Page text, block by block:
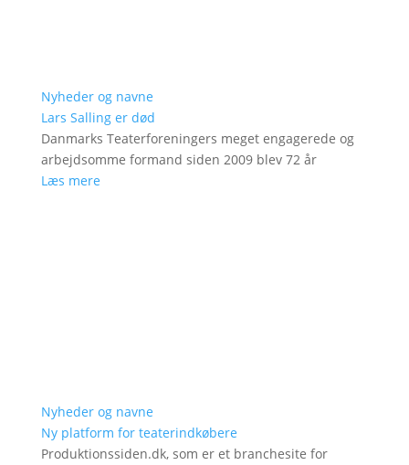
Nyheder og navne
Lars Salling er død
Danmarks Teaterforeningers meget engagerede og
arbejdsomme formand siden 2009 blev 72 år
Læs mere
Nyheder og navne
Ny platform for teaterindkøbere
Produktionssiden.dk, som er et branchesite for